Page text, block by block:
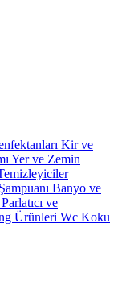
Kir ve
Yer ve Zemin
Banyo ve
ve
Ürünleri Wc Koku